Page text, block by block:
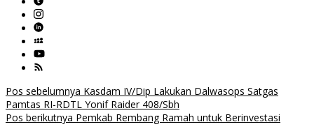
Navigasi
pos
Pos sebelumnya Kasdam IV/Dip Lakukan Dalwasops Satgas
Pamtas RI-RDTL Yonif Raider 408/Sbh
Pos berikutnya Pemkab Rembang Ramah untuk Berinvestasi